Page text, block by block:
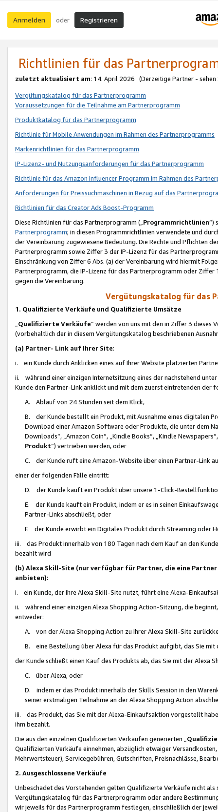
Anmelden oder Registrieren
Richtlinien für das
zuletzt aktualisiert am: 14. April 2026 (Derzeitige Partner - sehen
Vergütungskatalog für das Partnerprogramm
Voraussetzungen für die Teilnahme am Partnerprogramm
Produktkatalog für das Partnerprogramm
Richtlinie für Mobile Anwendungen im Rahmen des Partnerprogramms
Markenrichtlinien für das Partnerprogramm
IP-Lizenz- und Nutzungsanforderungen für das Partnerprogramm
Richtlinie für das Amazon Influencer Programm im Rahmen des
Anforderungen für Preissuchmaschinen in Bezug auf das
Richtlinien für das Creator Ads Boost-Programm
Diese Richtlinien für das Partnerprogramm („Programmrichtlinien“)
Partnerprogramm; in diesen Programmrichtlinien verwendete und
der Vereinbarung zugewiesene Bedeutung. Die Rechte und Pflichten
Partnerprogramm sowie Ziffer 3 der IP-Lizenz für das
Einschränkung von Ziffer 6 Abs. (a) der Vereinbarung wird hiermit
Partnerprogramm, die IP-Lizenz für das Partnerprogramm oder
gegen die Vereinbarung.
Vergütungskatalog für das
1. Qualifizierte Verkäufe und Qualifizierte Umsätze
Qualifizierte Verkäufe“ werden von uns mit den in Ziffer 3
(vorbehaltlich der in diesem Vergütungskatalog beschriebenen
(a) Partner- Link auf Ihrer Site:
i. ein Kunde durch Anklicken eines auf Ihrer Website platzierten
ii. während einer einzigen Internetsitzung eines der nachstehend
Kunde den Partner-Link anklickt und mit dem zuerst eintretenden der
A. Ablauf von 24 Stunden seit dem Klick,
B. der Kunde bestellt ein Produkt, mit Ausnahme eines digitalen
Download einer Amazon Software oder Produkte, die unter dem
Downloads“, „Amazon Coin“, „Kindle Books“, „Kindle
Produkt“) vertrieben werden, oder
C. der Kunde ruft eine Amazon-Website über einen Partner-Link
einer der folgenden Fälle eintritt:
D. der Kunde kauft ein Produkt über unsere 1-Click-
E. der Kunde kauft ein Produkt, indem er es in seinen
Partner-Links abschließt, oder
F. der Kunde erwirbt ein Digitales Produkt durch Streaming oder
iii. das Produkt innerhalb von 180 Tagen nach dem Kauf an den
bezahlt wird
(b) Alexa Skill-Site (nur verfügbar für Partner, die eine
anbieten):
i. ein Kunde, der Ihre Alexa Skill-Site nutzt, führt eine Alexa-
ii. während einer einzigen Alexa Shopping Action-Sitzung, die
entweder:
A. von der Alexa Shopping Action zu Ihrer Alexa Skill-Site
B. eine Bestellung über Alexa für das Produkt aufgibt, das Sie mit
der Kunde schließt einen Kauf des Produkts ab, das Sie mit der Alexa
C. über Alexa, oder
D. indem er das Produkt innerhalb der Skills Session in den
seiner erstmaligen Teilnahme an der Alexa Shopping Action
iii. das Produkt, das Sie mit der Alexa-Einkaufsaktion vorgestellt
ihm bezahlt.
Die aus den einzelnen Qualifizierten Verkäufen generierten „
Qualifizierten Verkäufe einnehmen, abzüglich etwaiger
Mehrwertsteuer), Servicegebühren, Gutschriften, Preisnachlässe,
2. Ausgeschlossene Verkäufe
Unbeschadet des Vorstehenden gelten Qualifizierte Verkäufe nicht
Vergütungskatalog für das Partnerprogramm oder andere
wir jeweils für das Partnerprogramm festlegen, einschließlich der